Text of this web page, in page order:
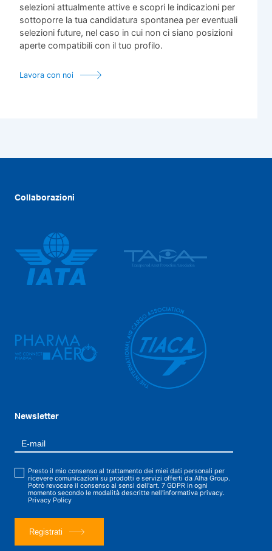
selezioni attualmente attive e scopri le indicazioni per
sottoporre la tua candidatura spontanea per eventuali
selezioni future, nel caso in cui non ci siano posizioni
aperte compatibili con il tuo profilo.
Lavora con noi
Collaborazioni
Newsletter
Presto il mio consenso al trattamento dei miei dati personali per
ricevere comunicazioni su prodotti e servizi offerti da Alha Group.
Potrò revocare il consenso ai sensi dell'art. 7 GDPR in ogni
momento secondo le modalità descritte nell'informativa privacy.
Privacy Policy
Registrati